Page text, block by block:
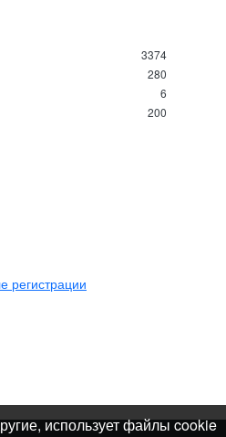
3374
280
6
200
регистрации
использует файлы cookie